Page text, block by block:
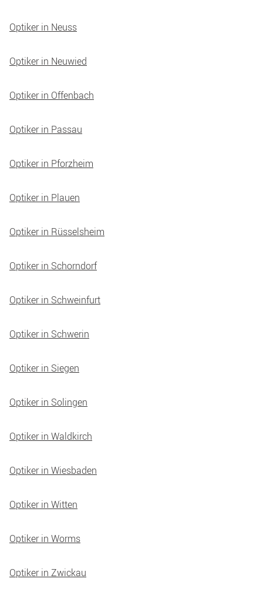
Optiker in Neuss
Optiker in Neuwied
Optiker in Offenbach
Optiker in Passau
Optiker in Pforzheim
Optiker in Plauen
Optiker in Rüsselsheim
Optiker in Schorndorf
Optiker in Schweinfurt
Optiker in Schwerin
Optiker in Siegen
Optiker in Solingen
Optiker in Waldkirch
Optiker in Wiesbaden
Optiker in Witten
Optiker in Worms
Optiker in Zwickau